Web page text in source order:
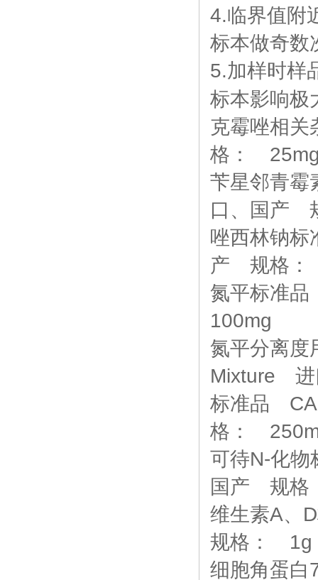
4.临界值附
标本做奇数
5.加样时样
标本影响极
克霉唑相
格：
苄星邻青
口、国产
唑西林钠
产 规格
氮平标准
100mg
氮平分离
Mixture
标准品
格：
可待N-化
国产 规格
维生素A
规格： 1g
细胞角蛋